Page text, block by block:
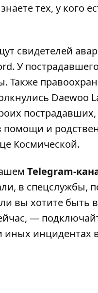
тех, у кого
свидетелей
. У
Также
Daewoo
помощи и
Космической.
Telegram-
в спецслужбы,
вы хотите быть
—
иных инцидентах